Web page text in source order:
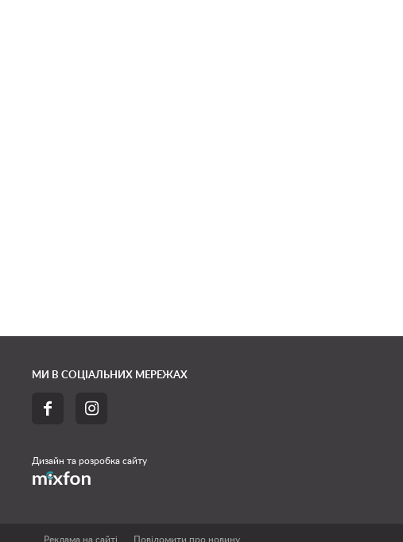
МИ В СОЦІАЛЬНИХ МЕРЕЖАХ
 
Дизайн та розробка сайту
Реклама на сайті Повідомити про новину